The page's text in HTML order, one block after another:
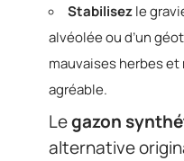
Stabilisezle
alvéolée ou d’un
mauvaises herbes et
agréable.
Legazon
alternative